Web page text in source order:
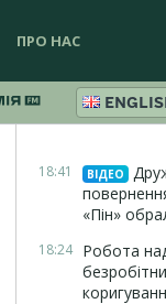
ПРО НАС
18:41 ВІДЕО
«Пін»
18:24 Робота